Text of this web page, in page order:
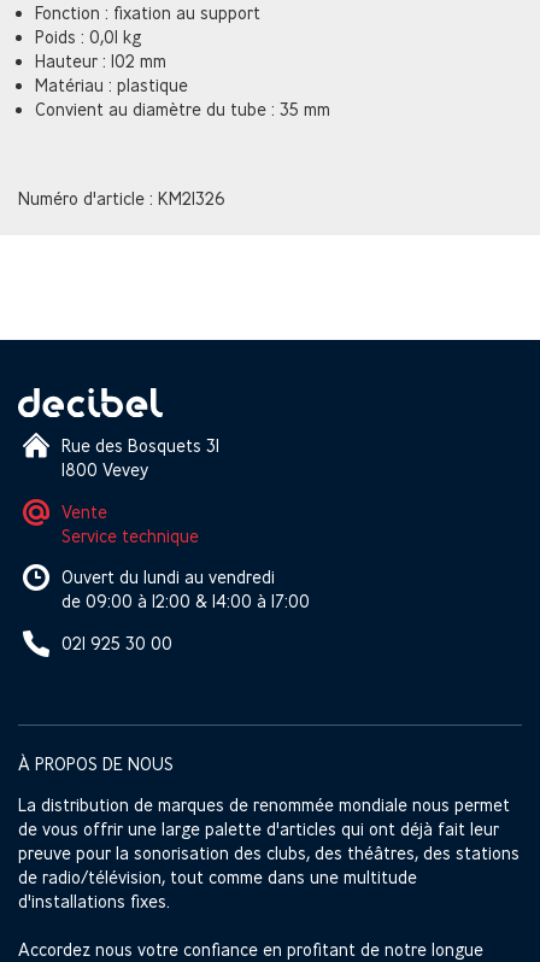
Fonction : fixation au support
Poids : 0,01 kg
Hauteur : 102 mm
Matériau : plastique
Convient au diamètre du tube : 35 mm
Numéro d'article : KM21326
Rue des Bosquets 31
1800 Vevey
Vente
Service technique
Ouvert du lundi au vendredi
de 09:00 à 12:00 & 14:00 à 17:00
021 925 30 00
À PROPOS DE NOUS
La distribution de marques de renommée mondiale nous permet
de vous offrir une large palette d'articles qui ont déjà fait leur
preuve pour la sonorisation des clubs, des théâtres, des stations
de radio/télévision, tout comme dans une multitude
d'installations fixes.
Accordez nous votre confiance en profitant de notre longue